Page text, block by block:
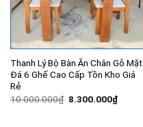
Thanh Lý Bộ Bàn Ăn Chân Gỗ Mặt
Đá 6 Ghế Cao Cấp Tồn Kho Giá
Rẻ
10.000.000₫ Giá
8.300.000₫Giá
hiện